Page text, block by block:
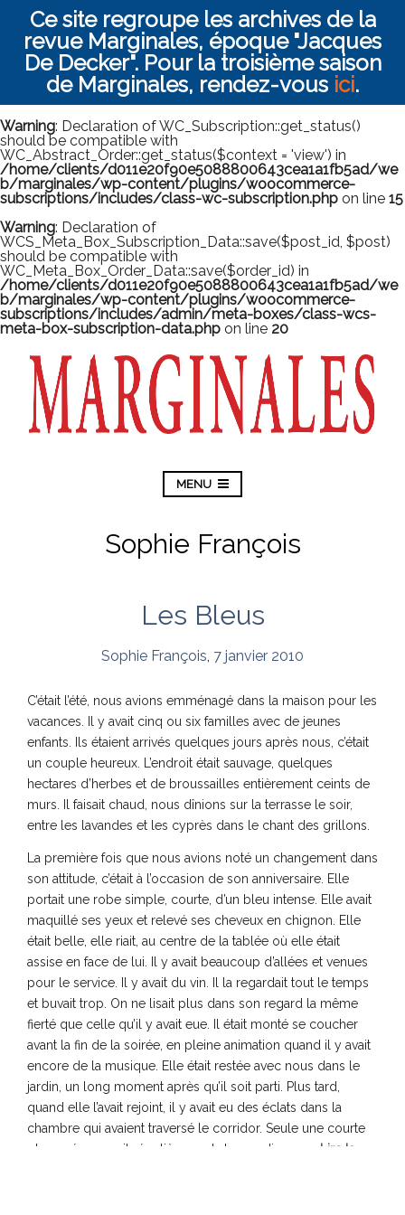
Ce site regroupe les archives de la
revue Marginales, époque "Jacques
De Decker". Pour la troisième saison
de Marginales, rendez-vous ici.
Warning: Declaration of WC_Subscription::get_status()
should be compatible with
WC_Abstract_Order::get_status($context = 'view') in
/home/clients/d011e20f90e5088800643cea1a1fb5ad/we
b/marginales/wp-content/plugins/woocommerce-
subscriptions/includes/class-wc-subscription.php on line 15
Warning: Declaration of
WCS_Meta_Box_Subscription_Data::save($post_id, $post)
should be compatible with
WC_Meta_Box_Order_Data::save($order_id) in
/home/clients/d011e20f90e5088800643cea1a1fb5ad/we
b/marginales/wp-content/plugins/woocommerce-
subscriptions/includes/admin/meta-boxes/class-wcs-
meta-box-subscription-data.php on line 20
MENU
Sophie François
Les Bleus
Sophie François, 7 janvier 2010
C’était l’été, nous avions emménagé dans la maison pour les
vacances. Il y avait cinq ou six familles avec de jeunes
enfants. Ils étaient arrivés quelques jours après nous, c’était
un couple heureux. L’endroit était sauvage, quelques
hectares d’herbes et de broussailles entièrement ceints de
murs. Il faisait chaud, nous dînions sur la terrasse le soir,
entre les lavandes et les cyprès dans le chant des grillons.
La première fois que nous avions noté un changement dans
son attitude, c’était à l’occasion de son anniversaire. Elle
portait une robe simple, courte, d’un bleu intense. Elle avait
maquillé ses yeux et relevé ses cheveux en chignon. Elle
était belle, elle riait, au centre de la tablée où elle était
assise en face de lui. Il y avait beaucoup d’allées et venues
pour le service. Il y avait du vin. Il la regardait tout le temps
et buvait trop. On ne lisait plus dans son regard la même
fierté que celle qu’il y avait eue. Il était monté se coucher
avant la fin de la soirée, en pleine animation quand il y avait
encore de la musique. Elle était restée avec nous dans le
jardin, un long moment après qu’il soit parti. Plus tard,
quand elle l’avait rejoint, il y avait eu des éclats dans la
chambre qui avaient traversé le corridor. Seule une courte
phrase émergeait régulièrement de son discours. Lire la